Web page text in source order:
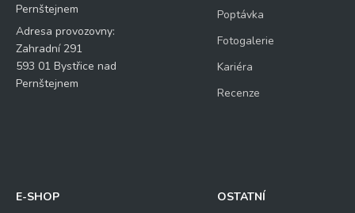
Pernštejnem
Adresa provozovny:
Zahradní 291
593 01 Bystřice nad
Pernštejnem
Poptávka
Fotogalerie
Kariéra
Recenze
E-SHOP OSTATNÍ